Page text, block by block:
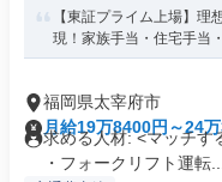
【東証プライム上場】
現！家族手当・住宅手当
福岡県太宰府市
月給19万8400円～24
求める人材: <マッチす
・フォークリフト運転...